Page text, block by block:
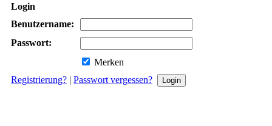
Login
Benutzername:
Passwort:
Merken
Registrierung? | Passwort vergessen?